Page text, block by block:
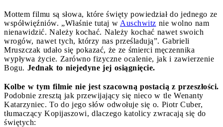
Mottem filmu są słowa, które święty powiedział do jednego ze
współwięźniów. „Właśnie tutaj w Auschwitz nie wolno nam
nienawidzić. Należy kochać. Należy kochać nawet swoich
wrogów, nawet tych, którzy nas prześladują”. Gabrieli
Mruszczak udało się pokazać, że ze śmierci męczennika
wypływa życie. Zarówno fizyczne ocalenie, jak i zawierzenie
Bogu. Jednak to niejedyne jej osiągnięcie.
Kolbe w tym filmie nie jest szacowną postacią z przeszłości.
Podobnie zresztą jak przewijający się nieco w tle Wenanty
Katarzyniec. To do jego słów odwołuje się o. Piotr Cuber,
tłumaczący Kopijaszowi, dlaczego katolicy zwracają się do
świętych: